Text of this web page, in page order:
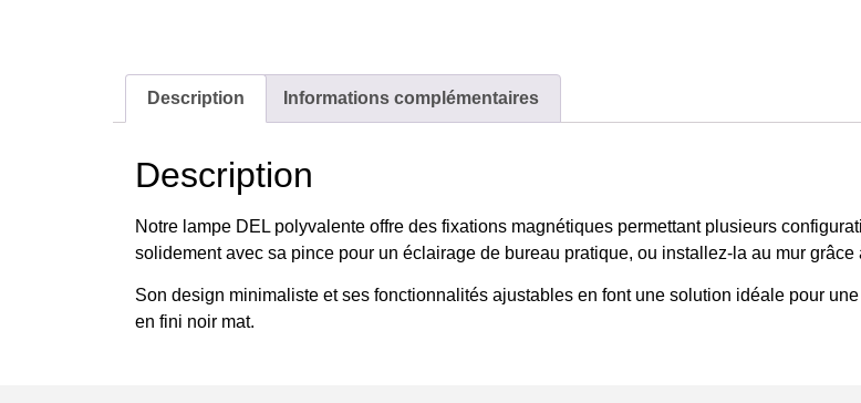
Description Informations complémentaires
Description
Notre lampe DEL polyvalente offre des fixations magnétiques permettant plusieurs
solidement avec sa pince pour un éclairage de bureau pratique, ou installez-la au mur grâce
Son design minimaliste et ses fonctionnalités ajustables en font une solution idéale pour
en fini noir mat.